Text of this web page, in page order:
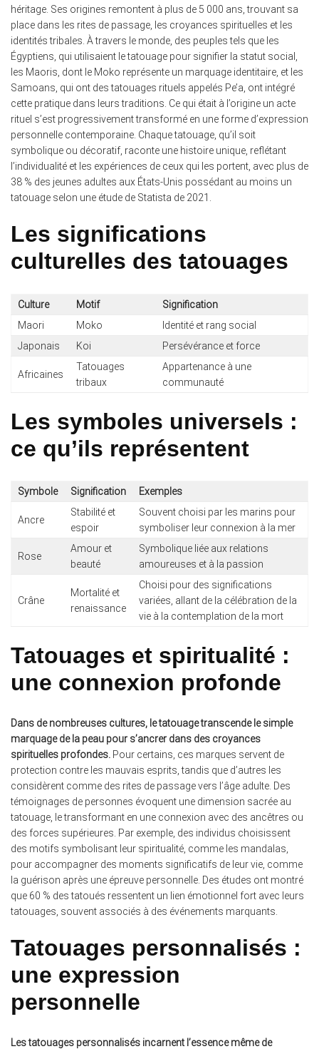
héritage. Ses origines remontent à plus de 5 000 ans, trouvant sa
place dans les rites de passage, les croyances spirituelles et les
identités tribales. À travers le monde, des peuples tels que les
Égyptiens, qui utilisaient le tatouage pour signifier la statut social,
les Maoris, dont le Moko représente un marquage identitaire, et les
Samoans, qui ont des tatouages rituels appelés Pe’a, ont intégré
cette pratique dans leurs traditions. Ce qui était à l’origine un acte
rituel s’est progressivement transformé en une forme d’expression
personnelle contemporaine. Chaque tatouage, qu’il soit
symbolique ou décoratif, raconte une histoire unique, reflétant
l’individualité et les expériences de ceux qui les portent, avec plus de
38 % des jeunes adultes aux États-Unis possédant au moins un
tatouage selon une étude de Statista de 2021.
Les significations
culturelles des tatouages
Culture Motif
Signification
Maori
Moko
Identité et rang social
Japonais
Koi Persévérance et force
Africaines
Tatouages
tribaux
Appartenance à une
communauté
Les symboles universels :
ce qu’ils représentent
Symbole Signification Exemples
Ancre
Stabilité et
espoir
Souvent choisi par les marins pour
symboliser leur connexion à la mer
Rose
Amour et
beauté
Symbolique liée aux relations
amoureuses et à la passion
Crâne
Mortalité et
renaissance
Choisi pour des significations
variées, allant de la célébration de la
vie à la contemplation de la mort
Tatouages et spiritualité :
une connexion profonde
Dans de nombreuses cultures, le tatouage transcende le simple
marquage de la peau pour s’ancrer dans des croyances
spirituelles profondes. Pour certains, ces marques servent de
protection contre les mauvais esprits, tandis que d’autres les
considèrent comme des rites de passage vers l’âge adulte. Des
témoignages de personnes évoquent une dimension sacrée au
tatouage, le transformant en une connexion avec des ancêtres ou
des forces supérieures. Par exemple, des individus choisissent
des motifs symbolisant leur spiritualité, comme les mandalas,
pour accompagner des moments significatifs de leur vie, comme
la guérison après une épreuve personnelle. Des études ont montré
que 60 % des tatoués ressentent un lien émotionnel fort avec leurs
tatouages, souvent associés à des événements marquants.
Tatouages personnalisés :
une expression
personnelle
Les tatouages personnalisés incarnent l’essence même de